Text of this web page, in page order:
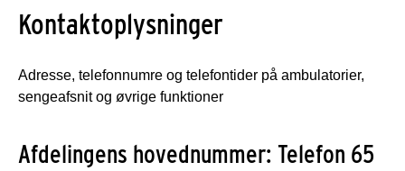
Kontaktoplysninger
Adresse, telefonnumre og telefontider på ambulatorier,
sengeafsnit og øvrige funktioner
Afdelingens hovednummer: Telefon 65